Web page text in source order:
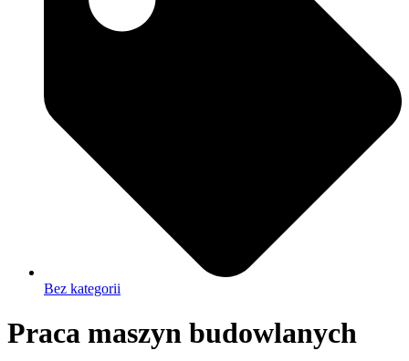
Bez kategorii
Praca maszyn budowlanych